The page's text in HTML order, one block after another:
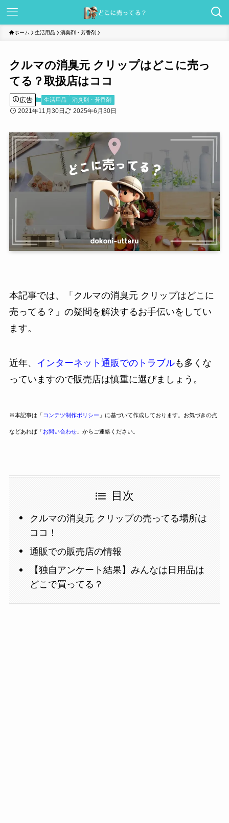
ホーム 生活用品 消臭剤・芳香剤
クルマの消臭元 クリップはどこに売っ
てる？取扱店はココ
広告 生活用品 消臭剤・芳香剤
2021年11月30日 2025年6月30日
本記事では、「クルマの消臭元 クリップはどこに
売ってる？」の疑問を解決するお手伝いをしてい
ます。
近年、 インターネット通販でのトラブルも多くな
っていますので販売店は慎重に選びましょう。
※本記事は「 コンテツ制作ポリシー 」に基づいて作成しております。お気づきの点
などあれば「お問い合わせ」からご連絡ください。
目次
クルマの消臭元 クリップの売ってる場所は
ココ！
通販での販売店の情報
【独自アンケート結果】みんなは日用品は
どこで買ってる？